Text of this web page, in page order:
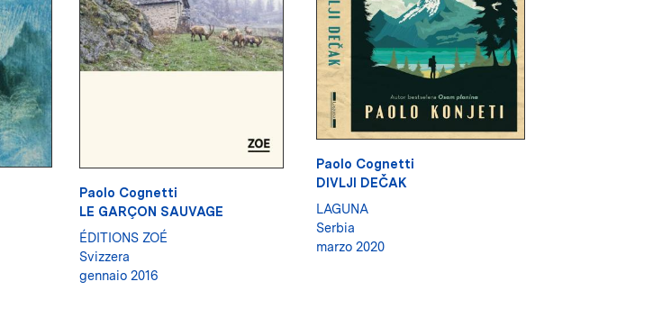
Paolo Cognetti
LE GARÇON SAUVAGE
ÉDITIONS ZOÉ
Svizzera
gennaio 2016
Paolo Cognetti
DIVLJI DEČAK
LAGUNA
Serbia
marzo 2020